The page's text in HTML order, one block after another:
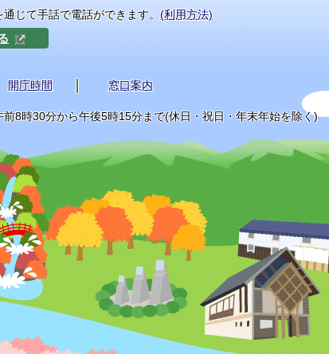
じて手話で電話ができます。 (利用方法)
開庁時間 窓口案内
8時30分から午後5時15分まで(休日・祝日・年末年始を除く)